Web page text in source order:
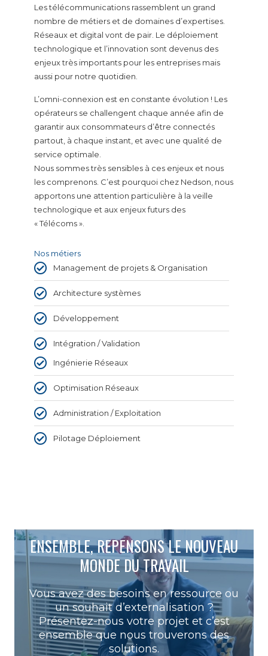
Les télécommunications rassemblent un grand
nombre de métiers et de domaines d’expertises.
Réseaux et digital vont de pair. Le déploiement
technologique et l’innovation sont devenus des
enjeux très importants pour les entreprises mais
aussi pour notre quotidien.
L’omni-connexion est en constante évolution ! Les
opérateurs se challengent chaque année afin de
garantir aux consommateurs d’être connectés
partout, à chaque instant, et avec une qualité de
service optimale.
Nous sommes très sensibles à ces enjeux et nous
les comprenons. C’est pourquoi chez Nedson, nous
apportons une attention particulière à la veille
technologique et aux enjeux futurs des
« Télécoms ».
Nos métiers
Management de projets & Organisation
Architecture systèmes
Développement
Intégration / Validation
Ingénierie Réseaux
Optimisation Réseaux
Administration / Exploitation
Pilotage Déploiement
ENSEMBLE, REPENSONS LE NOUVEAU
MONDE DU TRAVAIL
Vous avez des besoins en ressource ou
un souhait d’externalisation ?
Présentez-nous votre projet et c’est
ensemble que nous trouverons des
solutions.